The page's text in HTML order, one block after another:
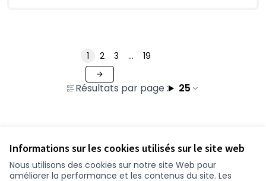
Informations sur les cookies utilisés sur le site web
Nous utilisons des cookies sur notre site Web pour
améliorer la performance et les contenus du site. Les
Résultats par page : 25
1 2 3 … 19
Conditions d'utilisation